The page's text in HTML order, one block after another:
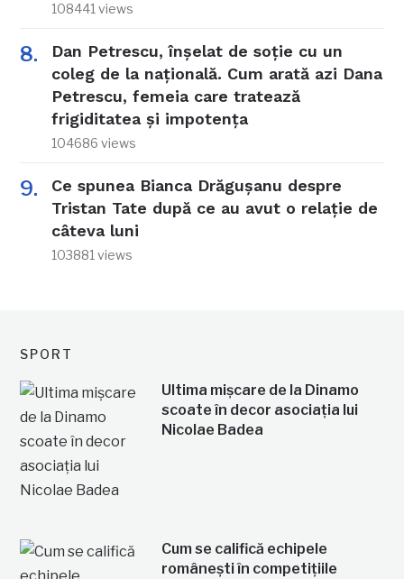
108441 views
Dan Petrescu, înșelat de soție cu un
coleg de la națională. Cum arată azi Dana
Petrescu, femeia care tratează
frigiditatea și impotența
104686 views
Ce spunea Bianca Drăgușanu despre
Tristan Tate după ce au avut o relație de
câteva luni
103881 views
SPORT
Ultima mișcare de la Dinamo
scoate în decor asociația lui
Nicolae Badea
Cum se califică echipele
românești în competițiile